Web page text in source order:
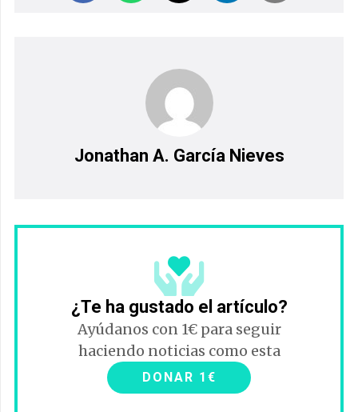
Jonathan A. García Nieves
¿Te ha gustado el artículo?
Ayúdanos con 1€ para seguir
haciendo noticias como esta
DONAR 1€